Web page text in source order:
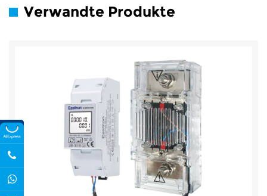
Verwandte Produkte